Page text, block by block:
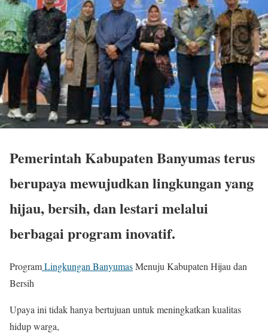
Pemerintah Kabupaten Banyumas terus
berupaya mewujudkan lingkungan yang
hijau, bersih, dan lestari melalui
berbagai program inovatif.
ProgramLingkungan BanyumasMenuju Kabupaten Hijau dan
Bersih
Upaya ini tidak hanya bertujuan untuk meningkatkan kualitas
hidup warga,